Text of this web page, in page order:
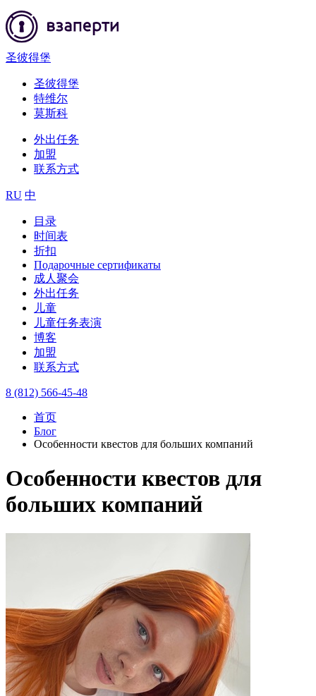
圣彼得堡
圣彼得堡
特维尔
莫斯科
外出任务
加盟
联系方式
RU 中
目录
时间表
折扣
Подарочные сертификаты
成人聚会
外出任务
儿童
儿童任务表演
博客
加盟
联系方式
8 (812) 566-45-48
首页
Блог
Особенности квестов для больших компаний
Особенности квестов для
больших компаний